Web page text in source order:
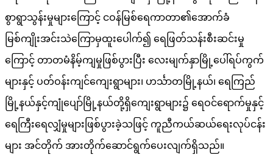
စွာရွာသွန်းမှုများကြောင့် ငဝန်မြစ်ရေကာတာ၏အောက်ခံ
မြစ်ကျိုးအင်းသဲကြောမှထူးပေါက်၍ ရေဖြတ်သန်းစီးဆင်းမှု
ကြောင့် တာတမံနိမ့်ကျမှုဖြစ်ပွားပြီး လေးမျက်နှာမြို့ပေါ်ရပ်ကွက်
များနှင့် ပတ်ဝန်းကျင်ကျေးရွာများ၊ ဟင်္သာတမြို့နယ်၊ ရေကြည်
မြို့နယ်နှင့်ကျုံပျော်မြို့နယ်တို့ရှိကျေးရွာများ၌ ရေဝင်ရောက်မှုနှင့်
ရေကြီးရေလျှံမှုများဖြစ်ပွားခဲ့သဖြင့် ကူညီကယ်ဆယ်ရေးလုပ်ငန်း
များ အင်တိုက် အားတိုက်ဆောင်ရွက်ပေးလျက်ရှိသည်။